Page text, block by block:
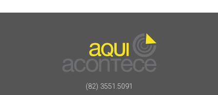
(82) 3551.5091